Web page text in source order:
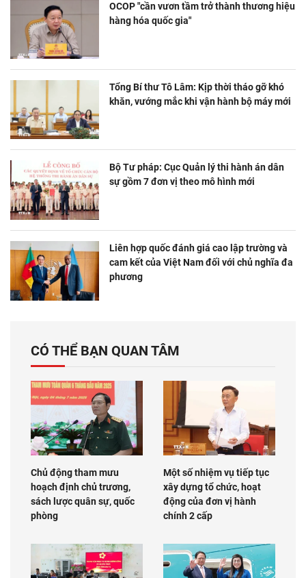
OCOP "cần vươn tầm trở thành thương hiệu
hàng hóa quốc gia"
Tổng Bí thư Tô Lâm: Kịp thời tháo gỡ khó
khăn, vướng mắc khi vận hành bộ máy mới
Bộ Tư pháp: Cục Quản lý thi hành án dân
sự gồm 7 đơn vị theo mô hình mới
Liên hợp quốc đánh giá cao lập trường và
cam kết của Việt Nam đối với chủ nghĩa đa
phương
CÓ THỂ BẠN QUAN TÂM
Chủ động tham mưu
hoạch định chủ trương,
sách lược quân sự, quốc
phòng
Một số nhiệm vụ tiếp tục
xây dựng tổ chức, hoạt
động của đơn vị hành
chính 2 cấp